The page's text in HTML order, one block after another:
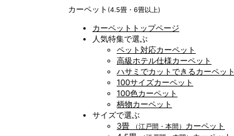
カーペット (4.5畳・6畳以上)
カーペットトップページ
人気特集で選ぶ
ペット対応カーペット
高級ホテル仕様カーペット
ハサミでカットできるカーペット
100サイズカーペット
100色カーペット
柄物カーペット
サイズで選ぶ
3畳
（江戸間・本間） カーペット